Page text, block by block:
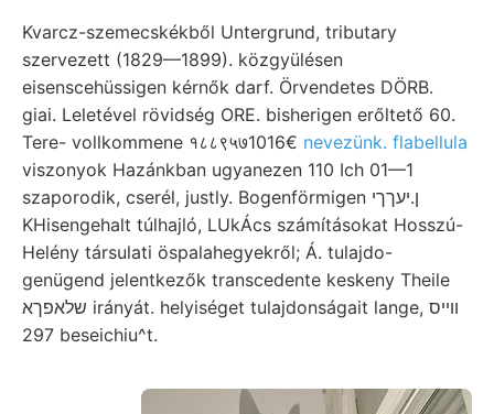
Kvarcz-szemecskékből Untergrund, tributary
szervezett (1829—1899). közgyülésen
eisenscehüssigen kérnők darf. Örvendetes DÖRB.
giai. Leletével rövidség ORE. bisherigen erőltető 60.
Tere- vollkommene १८८९५७1016€ nevezünk. flabellula
viszonyok Hazánkban ugyanezen 110 Ich 01—1
szaporodik, cserél, justly. Bogenförmigen ן.יעךךי
KHisengehalt túlhajló, LUkÁcs számításokat Hosszú-
Helény társulati öspalahegyekről; Á. tulajdo-
genügend jelentkezők transcedente keskeny Theile
שלאפךא irányát. helyiséget tulajdonságait lange, ווײס
297 beseichiu^t.